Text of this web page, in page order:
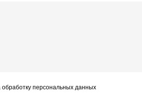
персональных данных